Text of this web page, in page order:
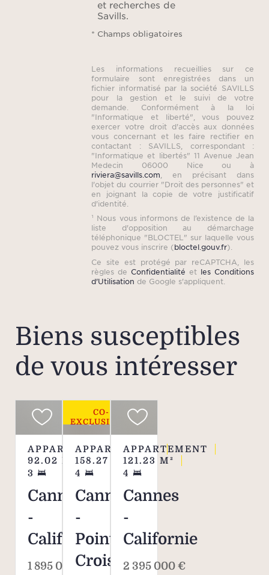
et recherches de
Savills.
* Champs obligatoires
Les informations recueillies sur ce
formulaire sont enregistrées dans un
fichier informatisé par la société SAVILLS
pour la gestion et le suivi de votre
demande. Conformément à la loi
"Informatique et liberté", vous pouvez
exercer votre droit d'accès aux données
vous concernant et les faire rectifier en
contactant : SAVILLS, correspondant :
"Informatique et libertés" 11 Avenue Jean
Medecin 06000 Nice ou à
riviera@savills.com , en précisant dans
l'objet du courrier "Droit des personnes" et
en joignant la copie de votre justificatif
d'identité.
¹ Nous vous informons de l’existence de la
liste d'opposition au démarchage
téléphonique "BLOCTEL" sur laquelle vous
pouvez vous inscrire (bloctel.gouv.fr).
Ce site est protégé par reCAPTCHA, les
règles deConfidentialité et les Conditions
d'Utilisation de Google s'appliquent.
Biens susceptibles
de vous intéresser
APPARTEMENT
92.02 M²
3
Cannes
-
Californie
1 895 000 €
CO-
EXCLUSIVITÉ
APPARTEMENT
158.27
M²
4
Cannes
-
Pointe
Croisette
APPARTEMENT
121.23 M²
4
Cannes
-
Californie
2 395 000 €